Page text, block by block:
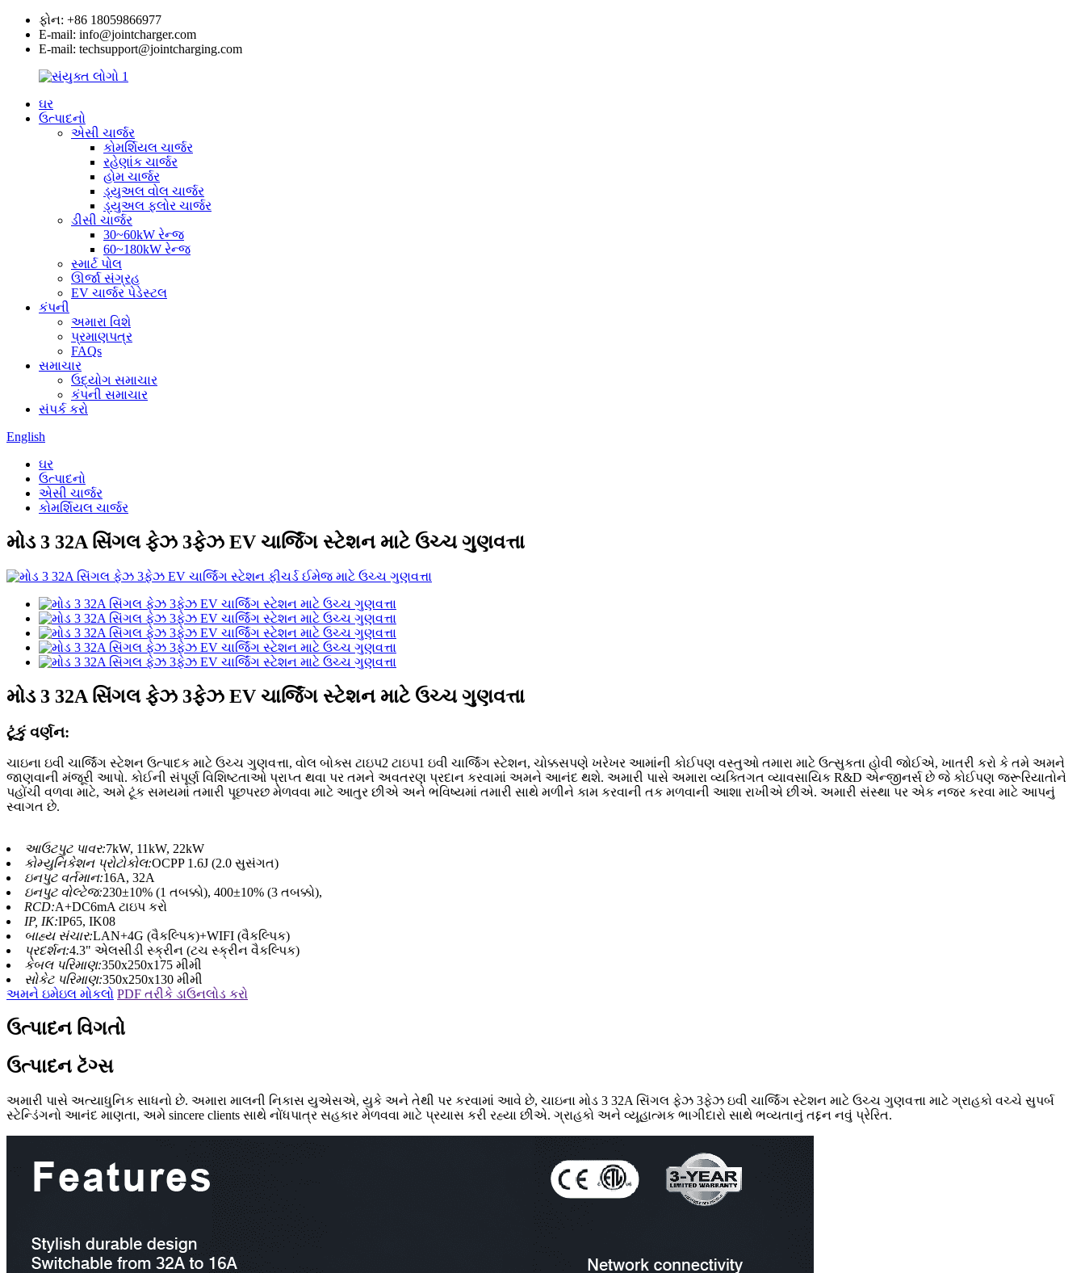
ફોન: +86 18059866977
E-mail: info@jointcharger.com
E-mail: techsupport@jointcharging.com
ઘર
ઉત્પાદનો
એસી ચાર્જર
કોમર્શિયલ ચાર્જર
રહેણાંક ચાર્જર
હોમ ચાર્જર
ડ્યુઅલ વોલ ચાર્જર
ડ્યુઅલ ફ્લોર ચાર્જર
ડીસી ચાર્જર
30~60kW રેન્જ
60~180kW રેન્જ
સ્માર્ટ પોલ
ઊર્જા સંગ્રહ
EV ચાર્જર પેડેસ્ટલ
કંપની
અમારા વિશે
પ્રમાણપત્ર
FAQs
સમાચાર
ઉદ્યોગ સમાચાર
કંપની સમાચાર
સંપર્ક કરો
English
ઘર
ઉત્પાદનો
એસી ચાર્જર
કોમર્શિયલ ચાર્જર
મોડ 3 32A સિંગલ ફેઝ 3ફેઝ EV ચાર્જિંગ સ્ટેશન માટે ઉચ્ચ ગુણવત્તા
મોડ 3 32A સિંગલ ફેઝ 3ફેઝ EV ચાર્જિંગ સ્ટેશન માટે ઉચ્ચ ગુણવત્તા
ટૂંકું વર્ણન:
ચાઇના ઇવી ચાર્જિંગ સ્ટેશન ઉત્પાદક માટે ઉચ્ચ ગુણવત્તા, વોલ બોક્સ ટાઇપ2 ટાઇપ1 ઇવી ચાર્જિંગ સ્ટેશન, ચોક્કસપણે ખરેખર આમાંની કોઈપણ વસ્તુઓ તમારા માટે ઉત્સુકતા હોવી જોઈએ, ખાતરી કરો કે તમે અમને
જાણવાની મંજૂરી આપો. કોઈની સંપૂર્ણ વિશિષ્ટતાઓ પ્રાપ્ત થવા પર તમને અવતરણ પ્રદાન કરવામાં અમને આનંદ થશે. અમારી પાસે અમારા વ્યક્તિગત વ્યાવસાયિક R&D એન્જીનર્સ છે જે કોઈપણ જરૂરિયાતોને
પહોંચી વળવા માટે, અમે ટૂંક સમયમાં તમારી પૂછપરછ મેળવવા માટે આતુર છીએ અને ભવિષ્યમાં તમારી સાથે મળીને કામ કરવાની તક મળવાની આશા રાખીએ છીએ. અમારી સંસ્થા પર એક નજર કરવા માટે આપનું
સ્વાગત છે.
આઉટપુટ પાવર:7kW, 11kW, 22kW
કોમ્યુનિકેશન પ્રોટોકોલ:OCPP 1.6J (2.0 સુસંગત)
ઇનપુટ વર્તમાન:16A, 32A
ઇનપુટ વોલ્ટેજ:230±10% (1 તબક્કો), 400±10% (3 તબક્કો),
RCD:A+DC6mA ટાઇપ કરો
IP, IK:IP65, IK08
બાહ્ય સંચાર:LAN+4G (વૈકલ્પિક)+WIFI (વૈકલ્પિક)
પ્રદર્શન:4.3" એલસીડી સ્ક્રીન (ટચ સ્ક્રીન વૈકલ્પિક)
કેબલ પરિમાણ:350x250x175 મીમી
સોકેટ પરિમાણ:350x250x130 મીમી
અમને ઇમેઇલ મોકલો PDF તરીકે ડાઉનલોડ કરો
ઉત્પાદન વિગતો
ઉત્પાદન ટૅગ્સ
અમારી પાસે અત્યાધુનિક સાધનો છે. અમારા માલની નિકાસ યુએસએ, યુકે અને તેથી પર કરવામાં આવે છે, ચાઇના મોડ 3 32A સિંગલ ફેઝ 3ફેઝ ઇવી ચાર્જિંગ સ્ટેશન માટે ઉચ્ચ ગુણવત્તા માટે ગ્રાહકો વચ્ચે સુપર્બ
સ્ટેન્ડિંગનો આનંદ માણતા, અમે sincere clients સાથે નોંધપાત્ર સહકાર મેળવવા માટે પ્રયાસ કરી રહ્યા છીએ. ગ્રાહકો અને વ્યૂહાત્મક ભાગીદારો સાથે ભવ્યતાનું તદ્દન નવું પ્રેરિત.